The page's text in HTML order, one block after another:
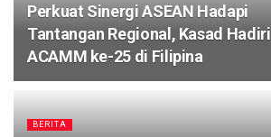
Perkuat Sinergi ASEAN Hadapi
Tantangan Regional, Kasad Hadiri
ACAMM ke-25 di Filipina
BERITA